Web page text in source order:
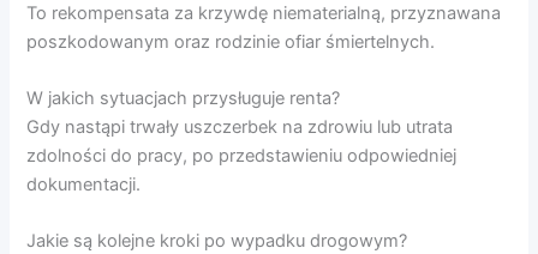
To rekompensata za krzywdę niematerialną, przyznawana
poszkodowanym oraz rodzinie ofiar śmiertelnych.
W jakich sytuacjach przysługuje renta?
Gdy nastąpi trwały uszczerbek na zdrowiu lub utrata
zdolności do pracy, po przedstawieniu odpowiedniej
dokumentacji.
Jakie są kolejne kroki po wypadku drogowym?